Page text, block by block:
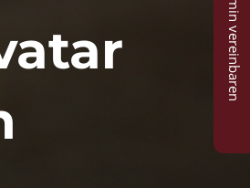
Termin vereinbaren